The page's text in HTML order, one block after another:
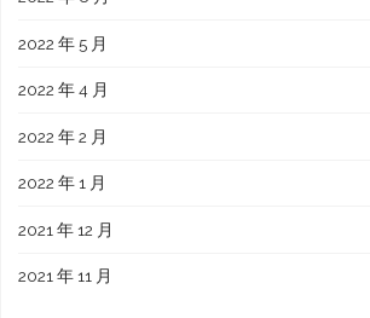
2022 年 5 月
2022 年 4 月
2022 年 2 月
2022 年 1 月
2021 年 12 月
2021 年 11 月